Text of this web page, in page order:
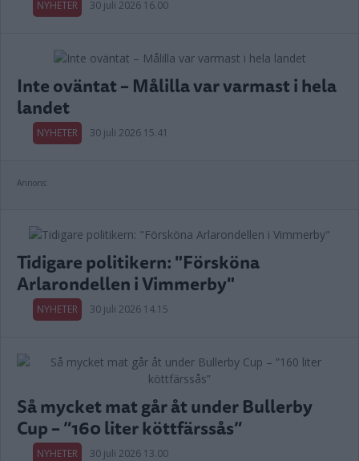
NYHETER 30 juli 2026 16.00
Inte oväntat – Målilla var varmast i hela
landet
NYHETER 30 juli 2026 15.41
Annons:
Tidigare politikern: "Försköna
Arlarondellen i Vimmerby"
NYHETER 30 juli 2026 14.15
Så mycket mat går åt under Bullerby
Cup – ”160 liter köttfärssås”
NYHETER 30 juli 2026 13.00